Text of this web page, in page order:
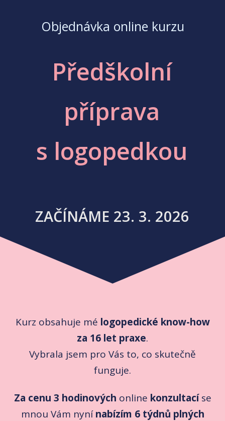
Objednávka online kurzu
Předškolní
příprava
s logopedkou
ZAČÍNÁME 23. 3. 2026
Kurz obsahuje mé logopedické know-how
za 16 let praxe.
Vybrala jsem pro Vás to, co skutečně
funguje.
Za cenu 3 hodinových online konzultacíse
mnou Vám nynínabízím 6 týdnů plných